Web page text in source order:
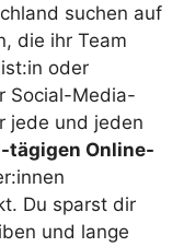
suchen auf
die ihr Team
oder
Social-Media-
jede und jeden
tägigen Online-
Du sparst dir
und lange